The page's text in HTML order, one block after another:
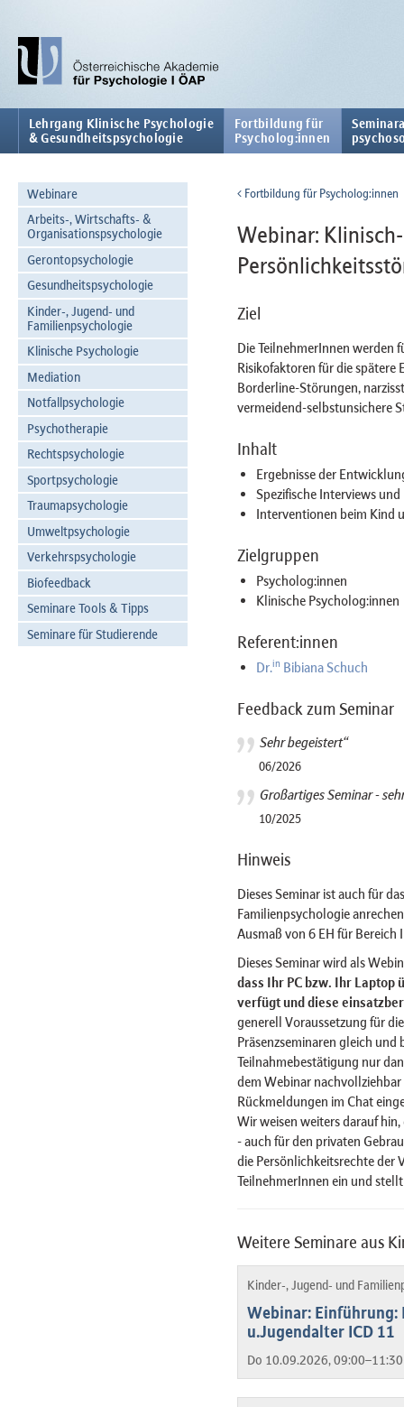
Lehrgang Klinische Psychologie
& Gesundheitspsychologie
Fortbildung für
Psycholog:innen
Webinare
Arbeits-, Wirtschafts- &
Organisationspsychologie
Gerontopsychologie
Gesundheitspsychologie
Kinder-, Jugend- und
Familienpsychologie
Klinische Psychologie
Mediation
Notfallpsychologie
Psychotherapie
Rechtspsychologie
Sportpsychologie
Traumapsychologie
Umweltpsychologie
Verkehrspsychologie
Biofeedback
Seminare Tools & Tipps
Seminare für Studierende
Fortbildung für Psycholog:innen
Webinar:
Ziel
Die TeilnehmerInnen werden
Risikofaktoren für die
Borderline-Störungen,
vermeidend-selbstunsichere
Inhalt
Ergebnisse der
Spezifische Interviews
Interventionen beim Kind
Zielgruppen
Psycholog:innen
Klinische Psycholog:innen
Referent:innen
Dr. in Bibiana Schuch
Feedback zum Seminar
Sehr begeistert“
06/2026
Großartiges Seminar -
10/2025
Hinweis
Dieses Seminar ist auch für
Familienpsychologie
Ausmaß von 6 EH für Bereich
Dieses Seminar wird als
dass Ihr PC bzw. Ihr
verfügt und diese
generell Voraussetzung für
Präsenzseminaren gleich und
Teilnahmebestätigung nur
dem Webinar nachvollziehbar
Rückmeldungen im Chat
Wir weisen weiters darauf
- auch für den privaten
die Persönlichkeitsrechte der
TeilnehmerInnen ein und
Weitere Seminare aus
Kinder-, Jugend- und
Webinar: Einführung:
u.Jugendalter ICD 11
Do 10.09.2026,